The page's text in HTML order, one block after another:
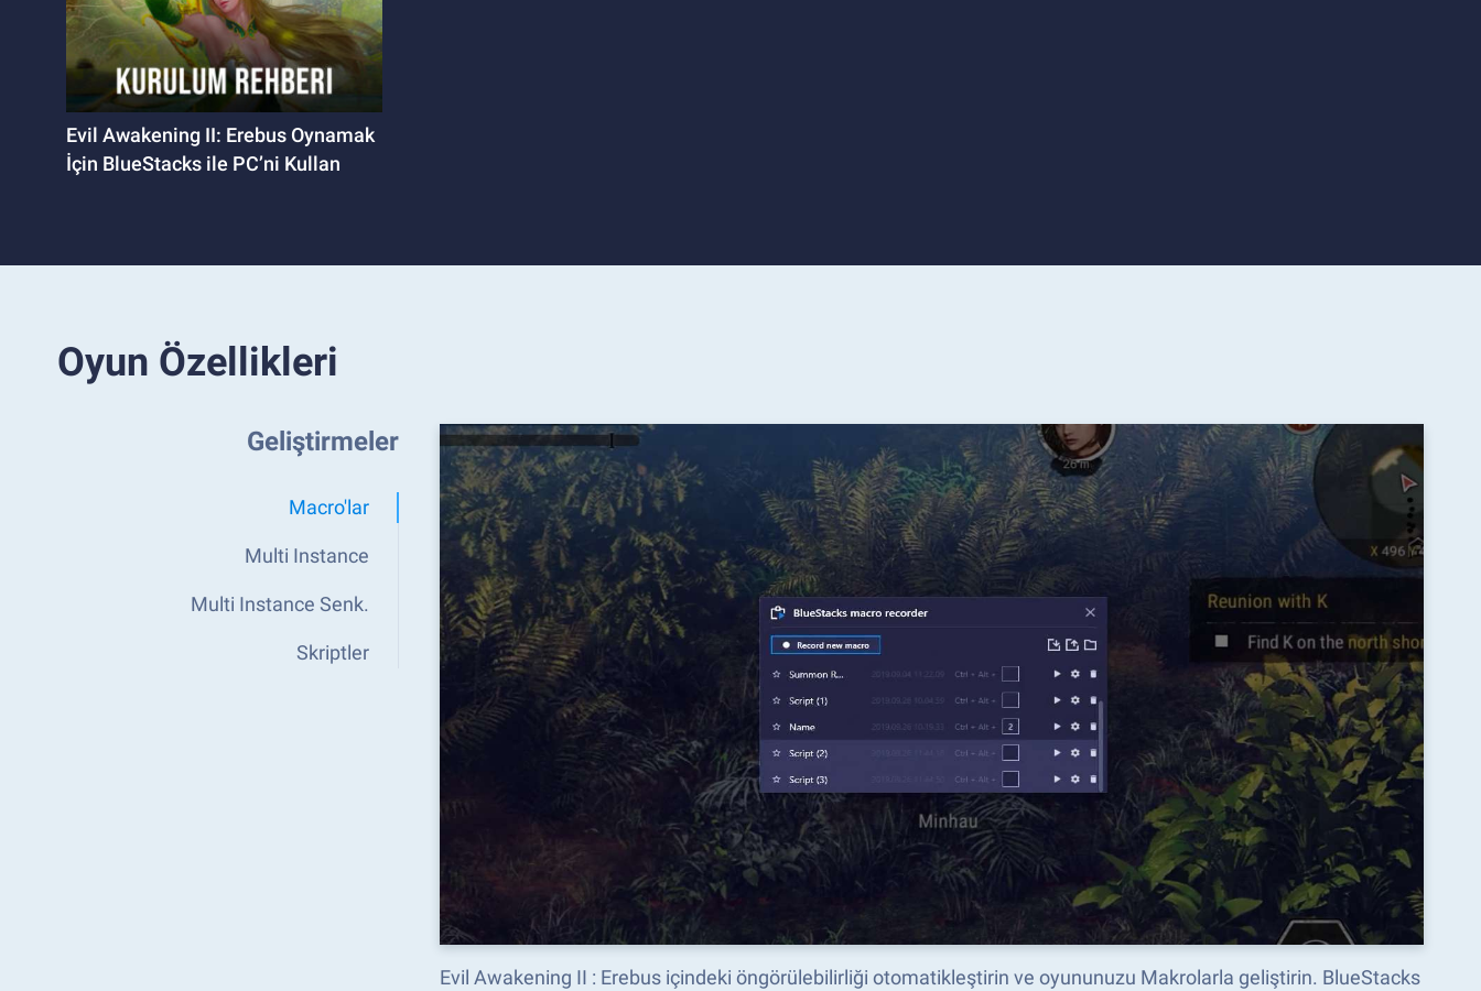
Evil Awakening II: Erebus Oynamak
İçin BlueStacks ile PC’ni Kullan
Oyun Özellikleri
Geliştirmeler
Macro'lar
Multi Instance
Multi Instance Senk.
Skriptler
Evil Awakening II : Erebus içindeki öngörülebilirliği otomatikleştirin ve oyununuzu Makrolarla geliştirin. BlueStacks